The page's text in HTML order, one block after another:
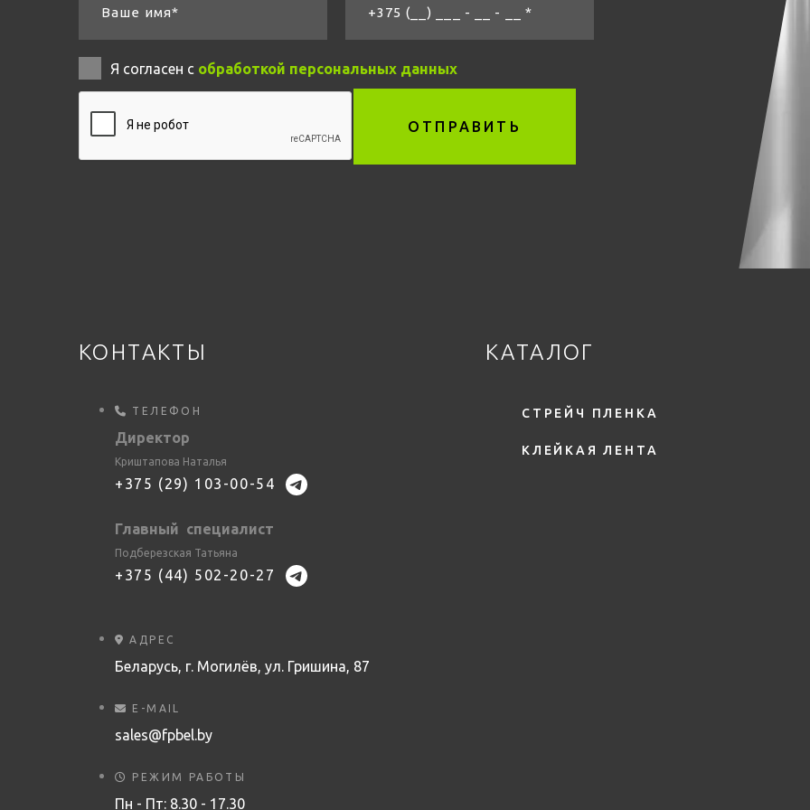
Ваше имя* +375 (__) ___ - __ - __ *
Я согласен с обработкой персональных данных
ОТПРАВИТЬ
КОНТАКТЫ
ТЕЛЕФОН
Директор
Криштапова Наталья
+375 (29) 103-00-54
Главный специалист
Подберезская Татьяна
+375 (44) 502-20-27
АДРЕС
Беларусь, г. Могилёв, ул. Гришина, 87
E-MAIL
sales@fpbel.by
РЕЖИМ РАБОТЫ
Пн - Пт: 8.30 - 17.30
КАТАЛОГ
СТРЕЙЧ ПЛЕНКА
КЛЕЙКАЯ ЛЕНТА